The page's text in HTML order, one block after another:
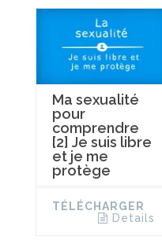
Ma sexualité
pour
comprendre
[2] Je suis libre
et je me
protège
TÉLÉCHARGER
Details